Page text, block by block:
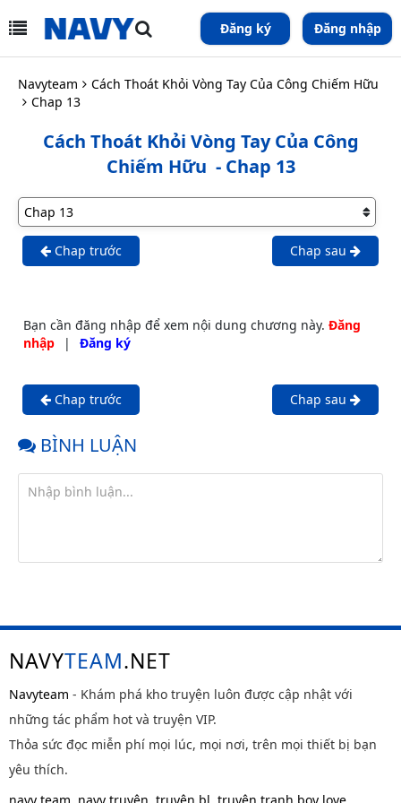
Đăng ký Đăng nhập
Navyteam
Cách Thoát Khỏi Vòng Tay Của Công Chiếm Hữu
Chap 13
Cách Thoát Khỏi Vòng Tay Của Công
Chiếm Hữu - Chap 13
Chap trước Chap sau
Bạn cần đăng nhập để xem nội dung chương này. Đăng
nhập
| Đăng ký
Chap trước Chap sau
BÌNH LUẬN
NAVYTEAM.NET
Navyteam - Khám phá kho truyện luôn được cập nhật với
những tác phẩm hot và truyện VIP.
Thỏa sức đọc miễn phí mọi lúc, mọi nơi, trên mọi thiết bị bạn
yêu thích.